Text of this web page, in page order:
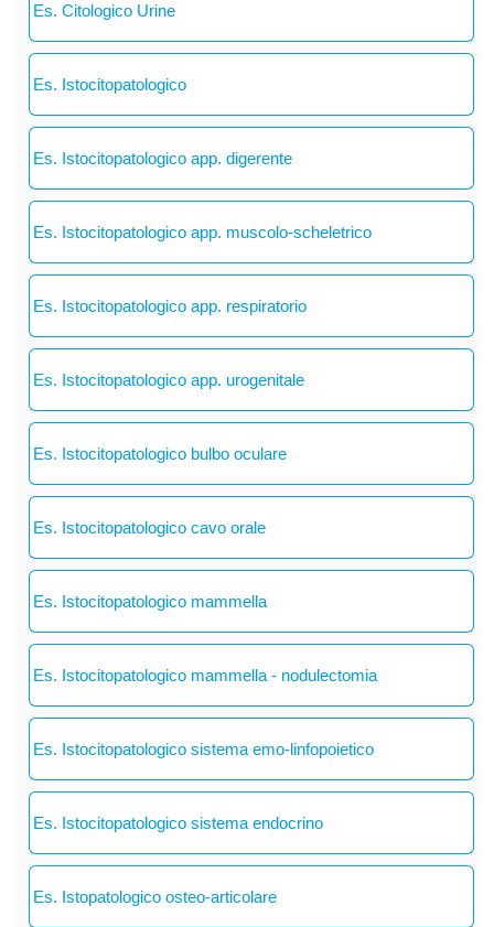
Es. Citologico Urine
Es. Istocitopatologico
Es. Istocitopatologico app. digerente
Es. Istocitopatologico app. muscolo-scheletrico
Es. Istocitopatologico app. respiratorio
Es. Istocitopatologico app. urogenitale
Es. Istocitopatologico bulbo oculare
Es. Istocitopatologico cavo orale
Es. Istocitopatologico mammella
Es. Istocitopatologico mammella - nodulectomia
Es. Istocitopatologico sistema emo-linfopoietico
Es. Istocitopatologico sistema endocrino
Es. Istopatologico osteo-articolare